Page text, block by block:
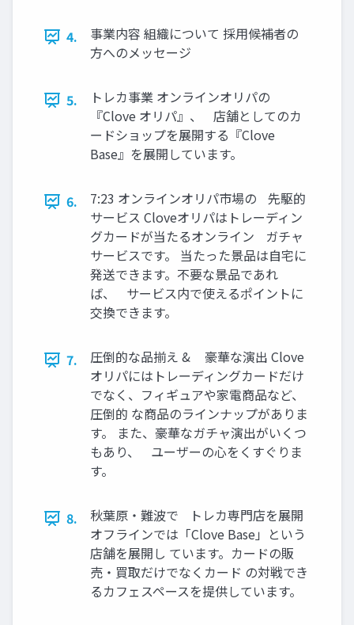
4.
事業内容 組織について 採用候補者の
方へのメッセージ
5.
トレカ事業 オンラインオリパの
『Clove オリパ』、 店舗としてのカ
ードショップを展開する『Clove
Base』を展開しています。
6.
7:23 オンラインオリパ市場の 先駆的
サービス Cloveオリパはトレーディン
グカードが当たるオンライン ガチャ
サービスです。 当たった景品は自宅に
発送できます。不要な景品であれ
ば、 サービス内で使えるポイントに
交換できます。
7.
圧倒的な品揃え & 豪華な演出 Clove
オリパにはトレーディングカードだけ
でなく、フィギュアや家電商品など、
圧倒的 な商品のラインナップがありま
す。 また、豪華なガチャ演出がいくつ
もあり、 ユーザーの心をくすぐりま
す。
8.
秋葉原・難波で トレカ専門店を展開
オフラインでは「Clove Base」という
店舗を展開し ています。カードの販
売・買取だけでなくカード の対戦でき
るカフェスペースを提供しています。